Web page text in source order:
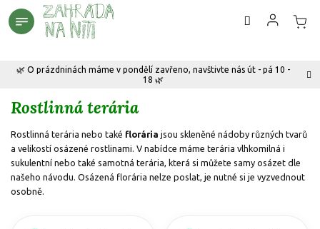
Přejít
na
🌿 O prázdninách máme v pondělí zavřeno, navštivte nás út - pá 10 -
18 🌿
Rostlinná terária
Rostlinná terária nebo také florária jsou skleněné nádoby různých tvarů
a velikostí osázené rostlinami. V nabídce máme terária vlhkomilná i
sukulentní nebo také samotná terária, která si můžete samy osázet dle
našeho návodu. Osázená florária nelze poslat, je nutné si je vyzvednout
osobně.